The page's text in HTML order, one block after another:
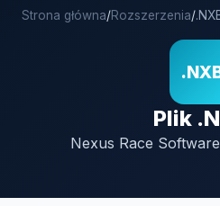
Strona główna/Rozszerzenia/
Plik
Nexus Race